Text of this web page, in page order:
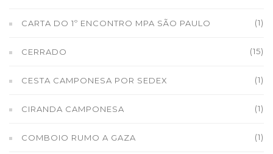
CARTA DO 1º ENCONTRO MPA SÃO PAULO (1)
CERRADO (15)
CESTA CAMPONESA POR SEDEX (1)
CIRANDA CAMPONESA (1)
COMBOIO RUMO A GAZA (1)